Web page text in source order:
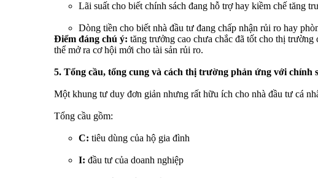
Lãi suất cho biết chính sách đang hỗ trợ hay kiềm chế tăng
Dòng tiền cho biết nhà đầu tư đang chấp nhận rủi ro hay
Điểm đáng chú ý: tăng trưởng cao chưa chắc đã tốt cho thị
thể mở ra cơ hội mới cho tài sản rủi ro.
5. Tổng cầu, tổng cung và cách thị trường phản ứng với chính
Một khung tư duy đơn giản nhưng rất hữu ích cho nhà đầu tư cá
Tổng cầu gồm:
C: tiêu dùng của hộ gia đình
I: đầu tư của doanh nghiệp